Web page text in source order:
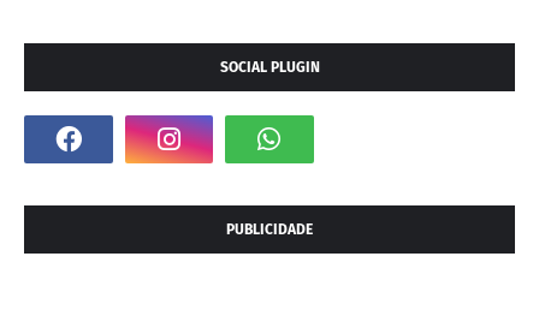
SOCIAL PLUGIN
PUBLICIDADE